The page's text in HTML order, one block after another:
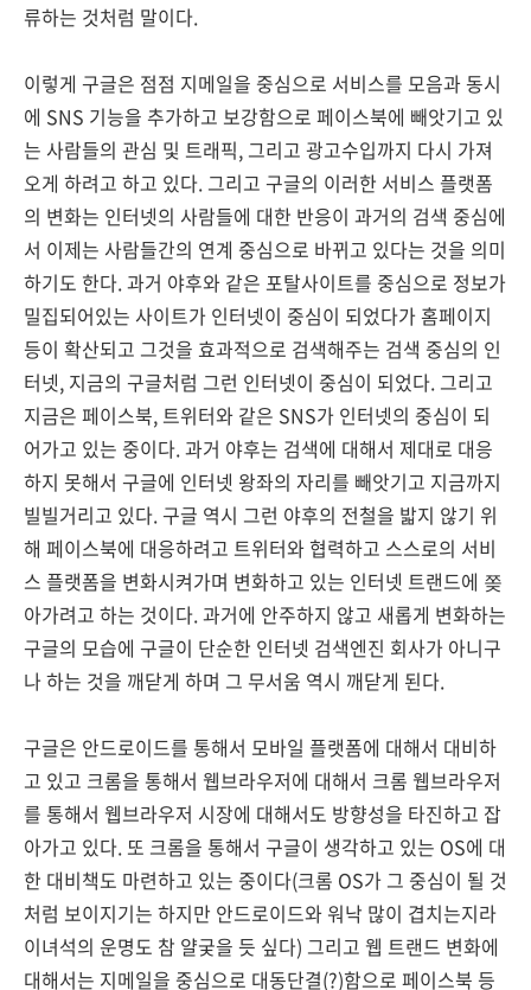
류하는 것처럼 말이다.
이렇게 구글은 점점 지메일을 중심으로 서비스를 모음과 동시
에 SNS 기능을 추가하고 보강함으로 페이스북에 빼앗기고 있
는 사람들의 관심 및 트래픽, 그리고 광고수입까지 다시 가져
오게 하려고 하고 있다. 그리고 구글의 이러한 서비스 플랫폼
의 변화는 인터넷의 사람들에 대한 반응이 과거의 검색 중심에
서 이제는 사람들간의 연계 중심으로 바뀌고 있다는 것을 의미
하기도 한다. 과거 야후와 같은 포탈사이트를 중심으로 정보가
밀집되어있는 사이트가 인터넷이 중심이 되었다가 홈페이지
등이 확산되고 그것을 효과적으로 검색해주는 검색 중심의 인
터넷, 지금의 구글처럼 그런 인터넷이 중심이 되었다. 그리고
지금은 페이스북, 트위터와 같은 SNS가 인터넷의 중심이 되
어가고 있는 중이다. 과거 야후는 검색에 대해서 제대로 대응
하지 못해서 구글에 인터넷 왕좌의 자리를 빼앗기고 지금까지
빌빌거리고 있다. 구글 역시 그런 야후의 전철을 밟지 않기 위
해 페이스북에 대응하려고 트위터와 협력하고 스스로의 서비
스 플랫폼을 변화시켜가며 변화하고 있는 인터넷 트랜드에 쫒
아가려고 하는 것이다. 과거에 안주하지 않고 새롭게 변화하는
구글의 모습에 구글이 단순한 인터넷 검색엔진 회사가 아니구
나 하는 것을 깨닫게 하며 그 무서움 역시 깨닫게 된다.
구글은 안드로이드를 통해서 모바일 플랫폼에 대해서 대비하
고 있고 크롬을 통해서 웹브라우저에 대해서 크롬 웹브라우저
를 통해서 웹브라우저 시장에 대해서도 방향성을 타진하고 잡
아가고 있다. 또 크롬을 통해서 구글이 생각하고 있는 OS에 대
한 대비책도 마련하고 있는 중이다(크롬 OS가 그 중심이 될 것
처럼 보이지기는 하지만 안드로이드와 워낙 많이 겹치는지라
이녀석의 운명도 참 얄궂을 듯 싶다) 그리고 웹 트랜드 변화에
대해서는 지메일을 중심으로 대동단결(?)함으로 페이스북 등